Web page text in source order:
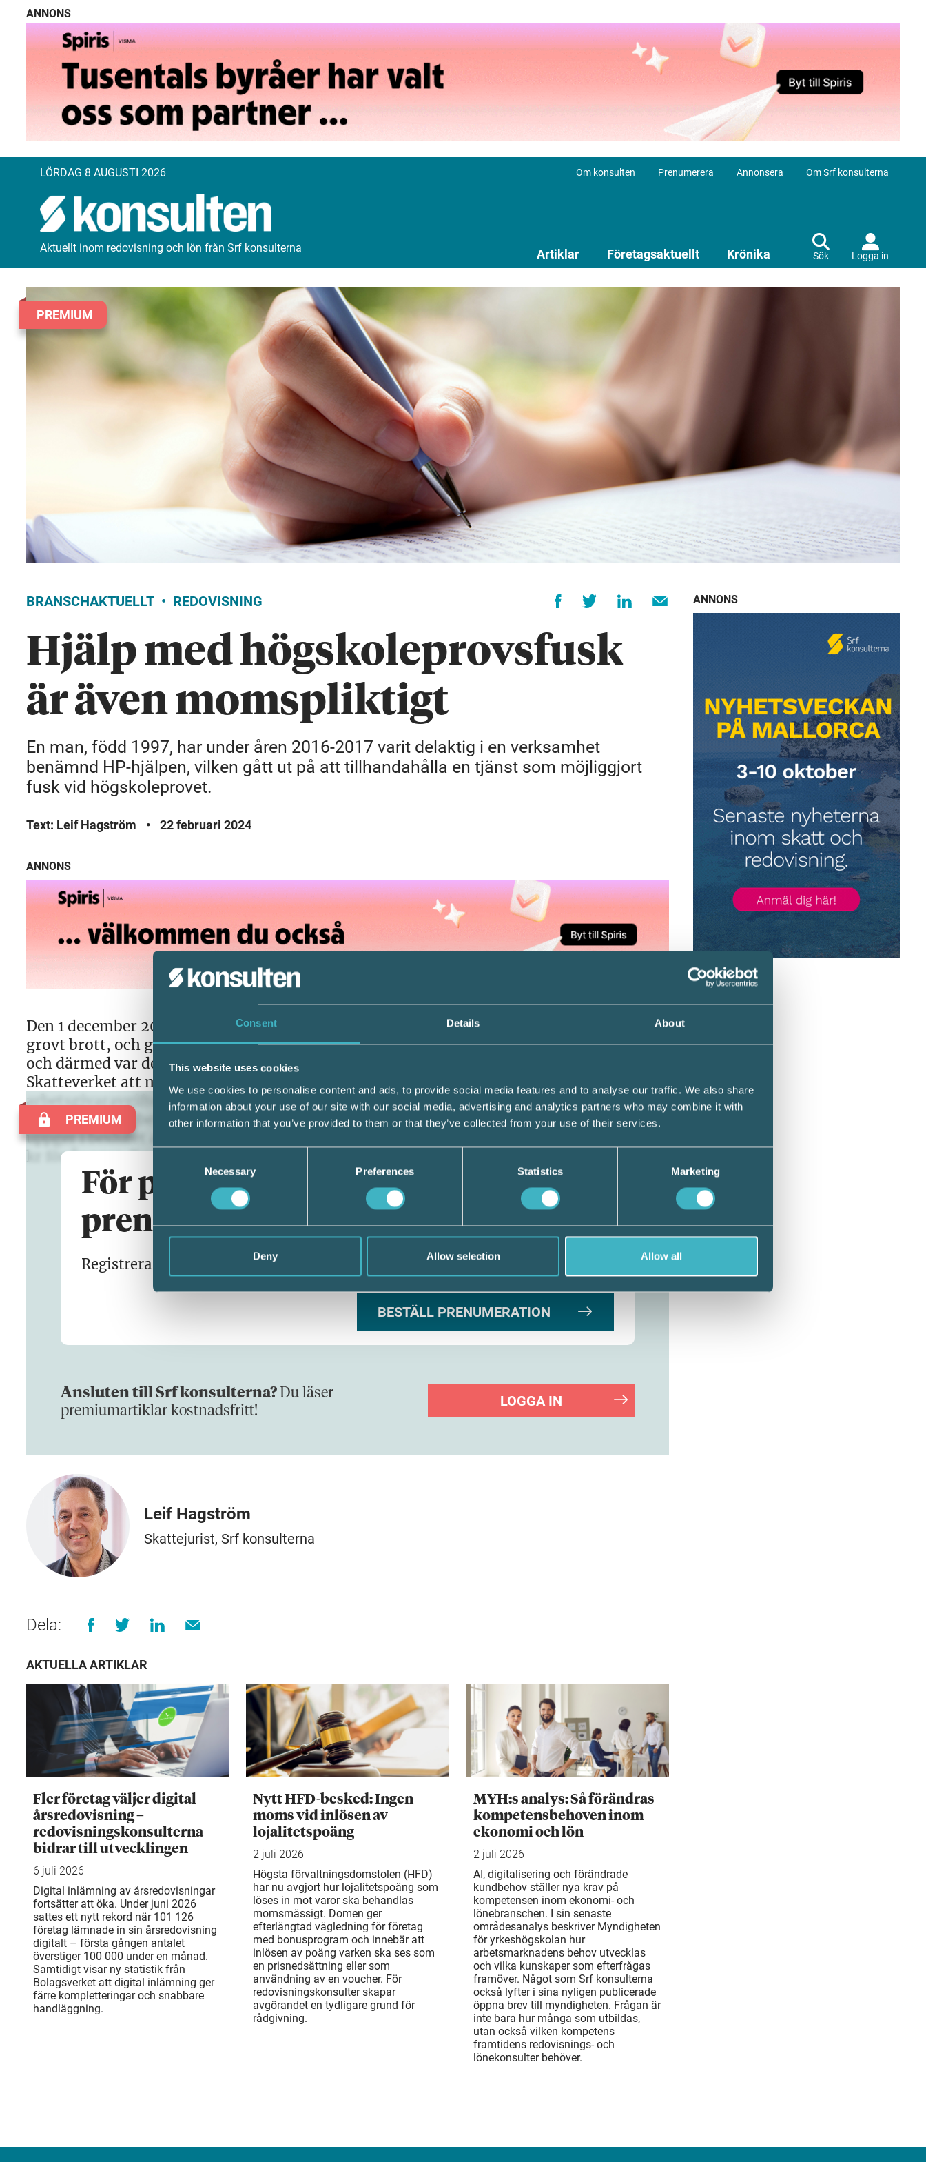
Consent Details About
This website uses cookies
We use cookies to personalise content and ads, to provide social media features and to analyse our traffic. We also share
information about your use of our site with our social media, advertising and analytics partners who may combine it with
other information that you’ve provided to them or that they’ve collected from your use of their services.
Consent
Necessary Preferences Statistics Marketing
Deny Allow selection Allow all
ANNONS
LÖRDAG 8 AUGUSTI 2026 Om konsulten Prenumerera Annonsera Om Srf konsulterna
Aktuellt inom redovisning och lön från Srf konsulterna Artiklar Företagsaktuellt Krönika Sök Logga in
PREMIUM
BRANSCHAKTUELLT REDOVISNING
Hjälp med högskoleprovsfusk
är även momspliktigt
En man, född 1997, har under åren 2016-2017 varit delaktig i en verksamhet
benämnd HP-hjälpen, vilken gått ut på att tillhandahålla en tjänst som möjliggjort
fusk vid högskoleprovet.
Text: Leif Hagström • 22 februari 2024
ANNONS
Den 1 december 2021 dömde Göta hovrätt mannen för medhjälp till osann försäkran,
grovt brott, och grovt skattebrott till fängelse 1 år och 4 månader. Domen vann laga kraft
och därmed var den straffrättsliga delen avklarad.Redan den 18 december 2018 beslutade
Skatteverket att mannen, exklusive ränta, skulle betala inkomstskatt, moms,
arbetsgivaravgifter och ej avdragen skatt till ett sammanlagt belopp om knappt 1,7
miljoner kr. Av beloppet utgjorde drygt 500 000 kr moms för år 2017. Skatteverket
uppger i beslutet att de har uppskattat ett genomsnittligt pris för fuskhjälpen till 80 000
kr för år 2017. Beslutet överklagades.Förvaltningsrätten i Malmö satte i dom…
PREMIUM
För premiumartiklar behövs en
prenumeration
Registrera dig och läs premiuminnehållet direkt!
BESTÄLL PRENUMERATION
Ansluten till Srf konsulterna?Du läser
premiumartiklar kostnadsfritt!
LOGGA IN
Leif Hagström
Skattejurist, Srf konsulterna
Dela:
AKTUELLA ARTIKLAR
Fler företag väljer digital
årsredovisning –
redovisningskonsulterna
bidrar till utvecklingen
6 juli 2026
Digital inlämning av årsredovisningar
fortsätter att öka. Under juni 2026
sattes ett nytt rekord när 101 126
företag lämnade in sin årsredovisning
digitalt – första gången antalet
överstiger 100 000 under en månad.
Samtidigt visar ny statistik från
Bolagsverket att digital inlämning ger
färre kompletteringar och snabbare
handläggning.
Nytt HFD-besked: Ingen
moms vid inlösen av
lojalitetspoäng
2 juli 2026
Högsta förvaltningsdomstolen (HFD)
har nu avgjort hur lojalitetspoäng som
löses in mot varor ska behandlas
momsmässigt. Domen ger
efterlängtad vägledning för företag
med bonusprogram och innebär att
inlösen av poäng varken ska ses som
en prisnedsättning eller som
användning av en voucher. För
redovisningskonsulter skapar
avgörandet en tydligare grund för
rådgivning.
MYH:s analys: Så förändras
kompetensbehoven inom
ekonomi och lön
2 juli 2026
AI, digitalisering och förändrade
kundbehov ställer nya krav på
kompetensen inom ekonomi- och
lönebranschen. I sin senaste
områdesanalys beskriver Myndigheten
för yrkeshögskolan hur
arbetsmarknadens behov utvecklas
och vilka kunskaper som efterfrågas
framöver. Något som Srf konsulterna
också lyfter i sina nyligen publicerade
öppna brev till myndigheten. Frågan är
inte bara hur många som utbildas,
utan också vilken kompetens
framtidens redovisnings- och
lönekonsulter behöver.
ANNONS